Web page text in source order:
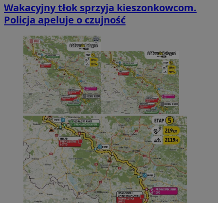
Wakacyjny tłok sprzyja kieszonkowcom.
Policja apeluje o czujność